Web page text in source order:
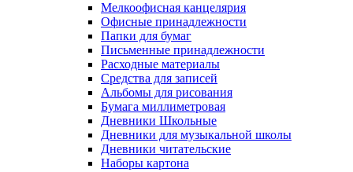
Мелкоофисная канцелярия
Офисные принадлежности
Папки для бумаг
Письменные принадлежности
Расходные материалы
Средства для записей
Альбомы для рисования
Бумага миллиметровая
Дневники Школьные
Дневники для музыкальной школы
Дневники читательские
Наборы картона